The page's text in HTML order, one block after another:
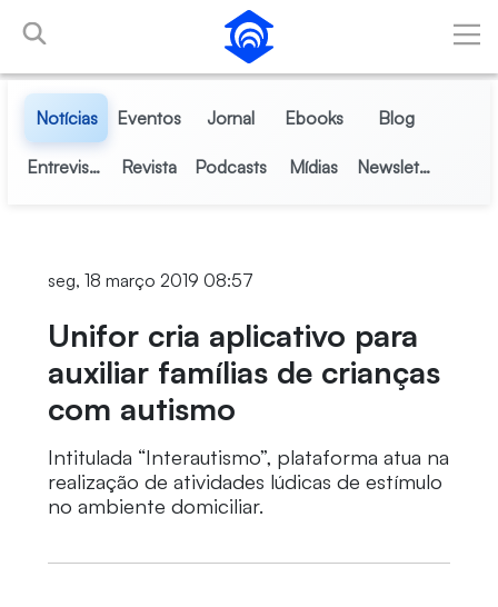
Pular para o Conteúdo principal
Notícias Eventos Jornal Ebooks Blog
Entrevistas Revista Podcasts Mídias Newsletter
seg, 18 março 2019 08:57
Unifor cria aplicativo para
auxiliar famílias de crianças
com autismo
Intitulada “Interautismo”, plataforma atua na
realização de atividades lúdicas de estímulo
no ambiente domiciliar.